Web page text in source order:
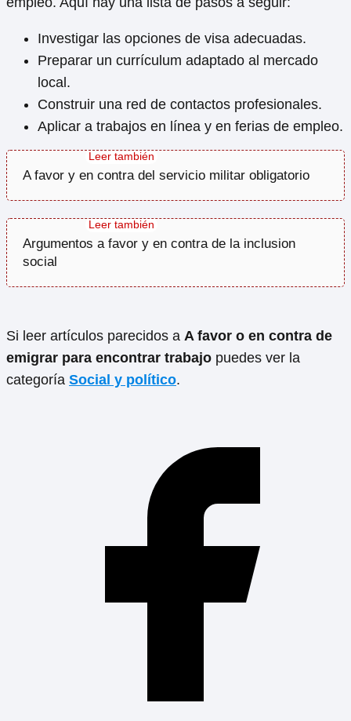
Investigar las opciones de visa adecuadas.
Preparar un currículum adaptado al mercado
local.
Construir una red de contactos profesionales.
Aplicar a trabajos en línea y en ferias de empleo.
A favor y en contra del servicio militar obligatorio
Argumentos a favor y en contra de la inclusion
social
Si leer artículos parecidos a A favor o en contra de
emigrar para encontrar trabajo puedes ver la
categoría Social y político.